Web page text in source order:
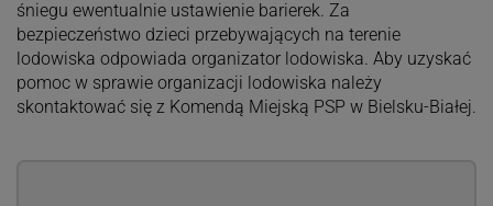
śniegu ewentualnie ustawienie barierek. Za
bezpieczeństwo dzieci przebywających na terenie
lodowiska odpowiada organizator lodowiska. Aby uzyskać
pomoc w sprawie organizacji lodowiska należy
skontaktować się z Komendą Miejską PSP w Bielsku-Białej.